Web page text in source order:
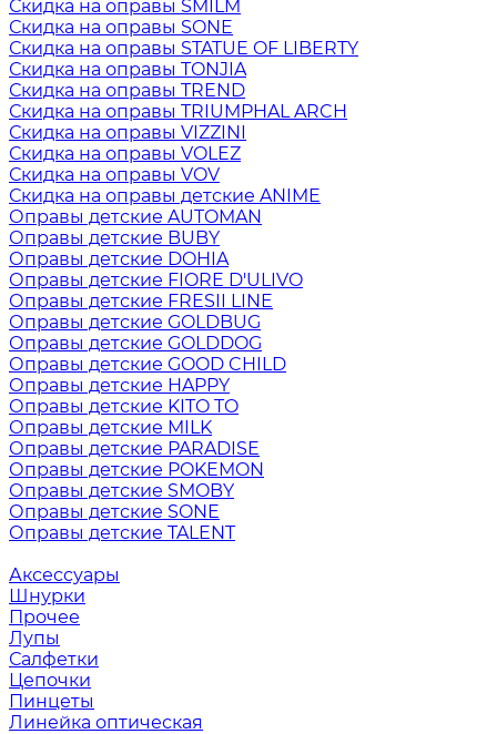
Скидка на оправы SMILM
Скидка на оправы SONE
Скидка на оправы STATUE OF LIBERTY
Скидка на оправы TONJIA
Скидка на оправы TREND
Скидка на оправы TRIUMPHAL ARCH
Скидка на оправы VIZZINI
Скидка на оправы VOLEZ
Скидка на оправы VOV
Скидка на оправы детские ANIME
Оправы детские AUTOMAN
Оправы детские BUBY
Оправы детские DOHIA
Оправы детские FIORE D'ULIVO
Оправы детские FRESII LINE
Оправы детские GOLDBUG
Оправы детские GOLDDOG
Оправы детские GOOD CHILD
Оправы детские HAPPY
Оправы детские KITO TO
Оправы детские MILK
Оправы детские PARADISE
Оправы детские POKEMON
Оправы детские SMOBY
Оправы детские SONE
Оправы детские TALENT
Аксессуары
Шнурки
Прочее
Лупы
Салфетки
Цепочки
Пинцеты
Линейка оптическая